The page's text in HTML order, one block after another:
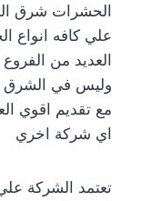
الحشرات شرق
علي كافه انواع
العديد من الفروع
وليس في
مع تقديم اقوي
اي شركة اخري
تعتمد الشركة